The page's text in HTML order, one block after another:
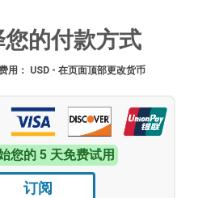
的付款方式
用： USD - 在页面顶部更改货币
您的 5 天免费试用
订阅